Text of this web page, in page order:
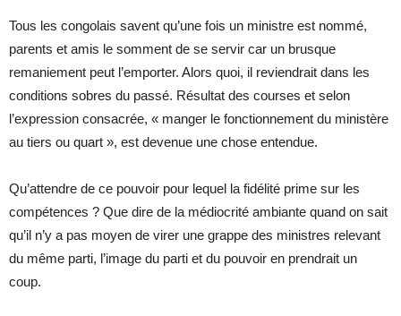
Tous les congolais savent qu’une fois un ministre est nommé,
parents et amis le somment de se servir car un brusque
remaniement peut l’emporter. Alors quoi, il reviendrait dans les
conditions sobres du passé. Résultat des courses et selon
l’expression consacrée, « manger le fonctionnement du ministère
au tiers ou quart », est devenue une chose entendue.
Qu’attendre de ce pouvoir pour lequel la fidélité prime sur les
compétences ? Que dire de la médiocrité ambiante quand on sait
qu’il n’y a pas moyen de virer une grappe des ministres relevant
du même parti, l’image du parti et du pouvoir en prendrait un
coup.